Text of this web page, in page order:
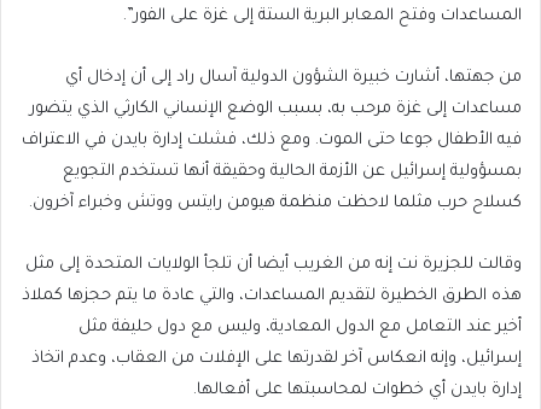
المساعدات وفتح المعابر البرية الستة إلى غزة على الفور”.
من جهتها، أشارت خبيرة الشؤون الدولية آسال راد إلى أن إدخال أي
مساعدات إلى غزة مرحب به، بسبب الوضع الإنساني الكارثي الذي يتضور
فيه الأطفال جوعا حتى الموت. ومع ذلك، فشلت إدارة بايدن في الاعتراف
بمسؤولية إسرائيل عن الأزمة الحالية وحقيقة أنها تستخدم التجويع
كسلاح حرب مثلما لاحظت منظمة هيومن رايتس ووتش وخبراء آخرون.
وقالت للجزيرة نت إنه من الغريب أيضا أن تلجأ الولايات المتحدة إلى مثل
هذه الطرق الخطيرة لتقديم المساعدات، والتي عادة ما يتم حجزها كملاذ
أخير عند التعامل مع الدول المعادية، وليس مع دول حليفة مثل
إسرائيل، وإنه انعكاس آخر لقدرتها على الإفلات من العقاب، وعدم اتخاذ
إدارة بايدن أي خطوات لمحاسبتها على أفعالها.